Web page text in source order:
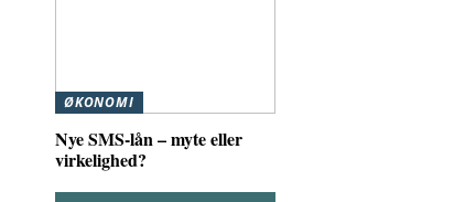
ØKONOMI
Nye SMS-lån – myte eller
virkelighed?